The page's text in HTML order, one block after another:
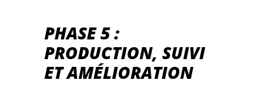
PHASE 5 :
PRODUCTION, SUIVI
ET AMÉLIORATION